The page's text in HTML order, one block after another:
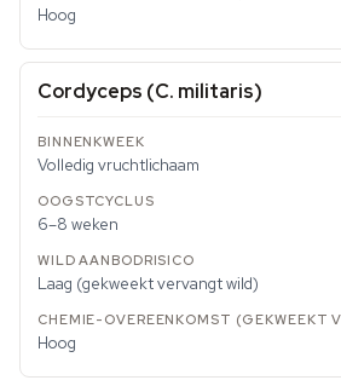
Hoog
Cordyceps (C. militaris)
Volledig vruchtlichaam
6–8 weken
Laag (gekweekt vervangt wild)
Hoog